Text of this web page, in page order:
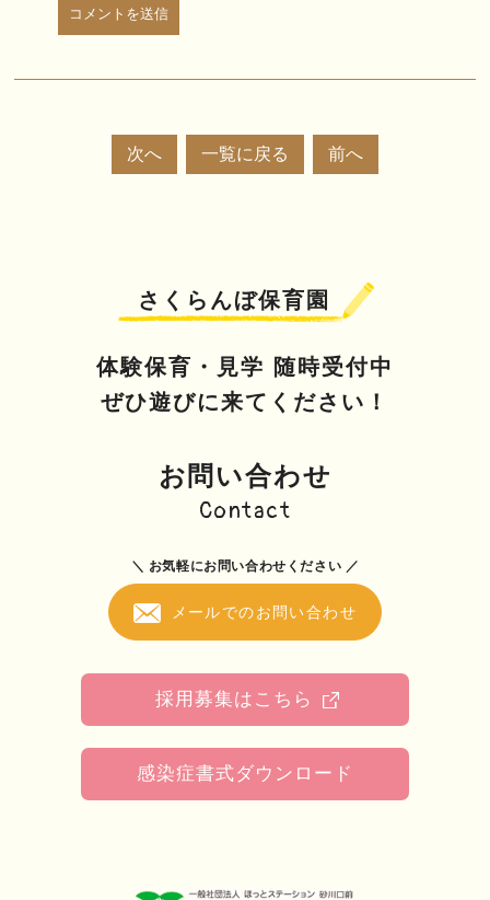
次へ 一覧に戻る 前へ
さくらんぼ保育園
体験保育・見学 随時受付中
ぜひ遊びに来てください！
お問い合わせ
Contact
＼ お気軽にお問い合わせください ／
メールでのお問い合わせ
採用募集はこちら
感染症書式ダウンロード